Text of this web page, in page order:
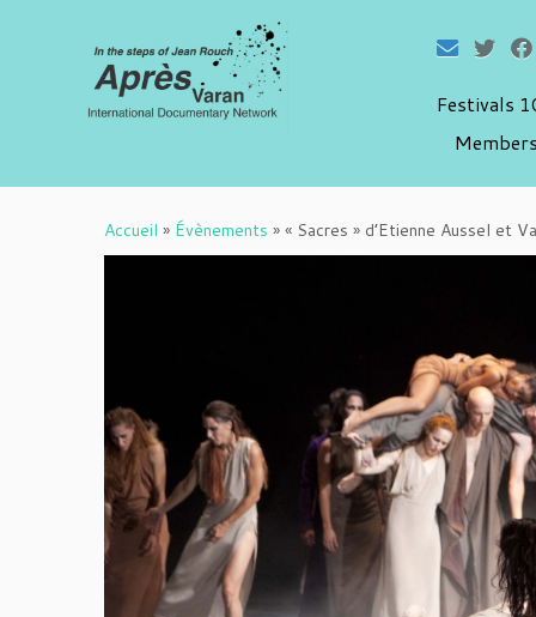
Festivals
Accueil » Évènements » « Sacres » d’Etienne Aussel et